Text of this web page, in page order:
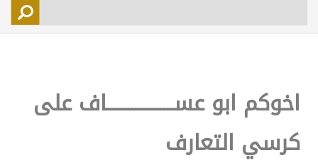
اتصل بنا
اخوكم ابو عســـــــــــــــــــاف على
كرسي التعارف